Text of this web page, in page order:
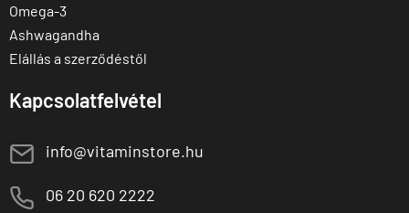
Omega-3
Ashwagandha
Elállás a szerződéstől
Kapcsolatfelvétel
E info@vitaminstore.hu
M 06 20 620 2222